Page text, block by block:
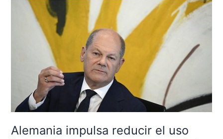
Alemania impulsa reducir el uso
Alemania
impulsa
aumentar
el
de